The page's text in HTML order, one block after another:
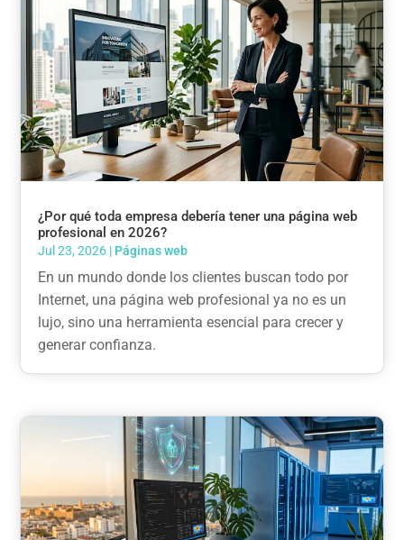
¿Por qué toda empresa debería tener una página web
profesional en 2026?
Jul 23, 2026 | Páginas web
En un mundo donde los clientes buscan todo por
Internet, una página web profesional ya no es un
lujo, sino una herramienta esencial para crecer y
generar confianza.